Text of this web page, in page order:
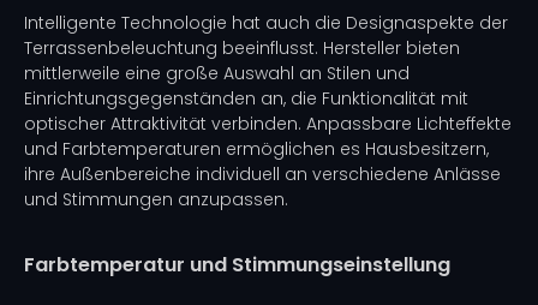
Intelligente Technologie hat auch die Designaspekte der
Terrassenbeleuchtung beeinflusst. Hersteller bieten
mittlerweile eine große Auswahl an Stilen und
Einrichtungsgegenständen an, die Funktionalität mit
optischer Attraktivität verbinden. Anpassbare Lichteffekte
und Farbtemperaturen ermöglichen es Hausbesitzern,
ihre Außenbereiche individuell an verschiedene Anlässe
und Stimmungen anzupassen.
Farbtemperatur und Stimmungseinstellung